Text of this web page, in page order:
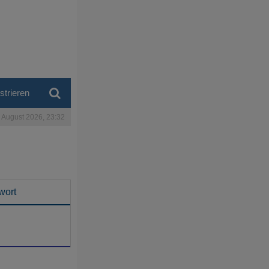
August 2026, 23:32